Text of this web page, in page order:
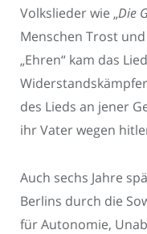
Volkslieder wie „Die
Menschen Trost
„Ehren“ kam das
des Lieds an jener
ihr Vater wegen
Auch sechs Jahre
Berlins durch die
für Autonomie,